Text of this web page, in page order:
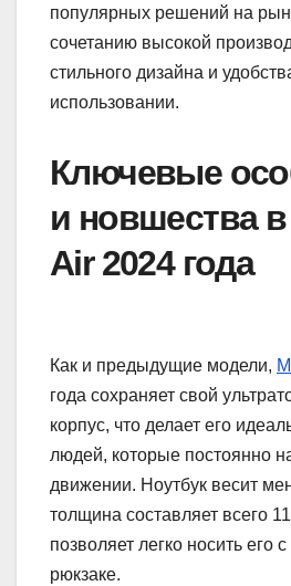
популярных решений на
сочетанию высокой
стильного дизайна и
использовании.
Ключевые
и новшества
Air 2024 года
Как и предыдущие модели,
года сохраняет свой
корпус, что делает его
людей, которые постоянно
движении. Ноутбук весит
толщина составляет всего
позволяет легко носить его
рюкзаке.